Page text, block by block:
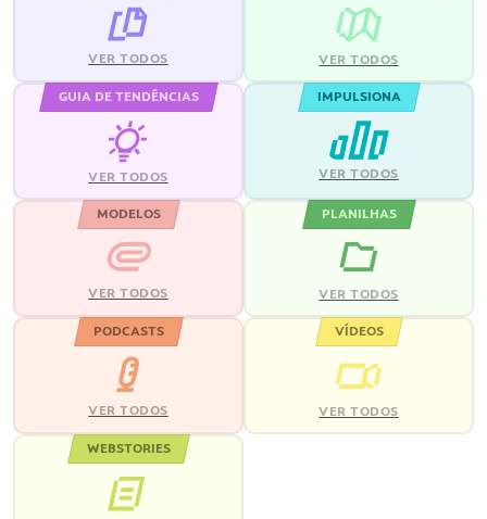
VER TODOS VER TODOS
GUIA DE TENDÊNCIAS
VER TODOS
IMPULSIONA
VER TODOS
MODELOS
VER TODOS
PLANILHAS
VER TODOS
PODCASTS
VER TODOS
VÍDEOS
VER TODOS
WEBSTORIES